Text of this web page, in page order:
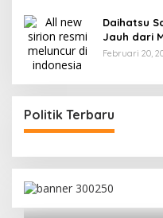
Daihatsu
Jauh dari
Februari 20,
Politik Terbaru